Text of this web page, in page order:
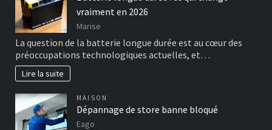
vraiment en 2026
Marise
La question de la batterie longue durée est au cœur des
préoccupations technologiques actuelles, et…
Lire la suite
MAISON
Dépannage de store banne bloqué
Eago